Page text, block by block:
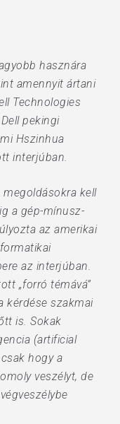
hasznára
amennyit ártani
Technologies
pekingi
Hszinhua
interjúban.
kell
a gép-mínusz-
az amerikai
az interjúban.
„forró témává”
kérdése szakmai
is. Sokak
(artificial
hogy a
veszélyt, de